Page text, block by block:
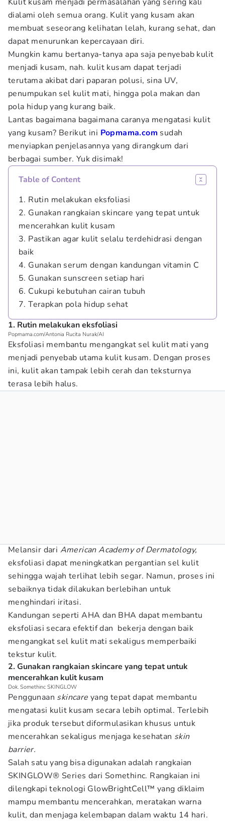
dialami oleh semua orang. Kulit yang kusam akan
membuat seseorang kelihatan lelah, kurang sehat, dan
dapat menurunkan kepercayaan diri.
Mungkin kamu bertanya-tanya apa saja penyebab kulit
menjadi kusam, nah. kulit kusam dapat terjadi
terutama akibat dari paparan polusi, sina UV,
penumpukan sel kulit mati, hingga pola makan dan
pola hidup yang kurang baik.
Lantas bagaimana bagaimana caranya mengatasi kulit
yang kusam? Berikut ini Popmama.com sudah
menyiapkan penjelasannya yang dirangkum dari
berbagai sumber. Yuk disimak!
Table of Content
1. Rutin melakukan eksfoliasi
2. Gunakan rangkaian skincare yang tepat untuk
mencerahkan kulit kusam
3. Pastikan agar kulit selalu terdehidrasi dengan
baik
4. Gunakan serum dengan kandungan vitamin C
5. Gunakan sunscreen setiap hari
6. Cukupi kebutuhan cairan tubuh
7. Terapkan pola hidup sehat
1. Rutin melakukan eksfoliasi
Popmama.com/Antonia Rucita Nurak/AI
Eksfoliasi membantu mengangkat sel kulit mati yang
menjadi penyebab utama kulit kusam. Dengan proses
ini, kulit akan tampak lebih cerah dan teksturnya
terasa lebih halus.
Melansir dari American Academy of Dermatology,
eksfoliasi dapat meningkatkan pergantian sel kulit
sehingga wajah terlihat lebih segar. Namun, proses ini
sebaiknya tidak dilakukan berlebihan untuk
menghindari iritasi.
Kandungan seperti AHA dan BHA dapat membantu
eksfoliasi secara efektif dan bekerja dengan baik
mengangkat sel kulit mati sekaligus memperbaiki
tekstur kulit.
2. Gunakan rangkaian skincare yang tepat untuk
mencerahkan kulit kusam
Dok. Somethinc SKINGLOW
Penggunaan skincare yang tepat dapat membantu
mengatasi kulit kusam secara lebih optimal. Terlebih
jika produk tersebut diformulasikan khusus untuk
mencerahkan sekaligus menjaga kesehatan skin
barrier.
Salah satu yang bisa digunakan adalah rangkaian
SKINGLOW® Series dari Somethinc. Rangkaian ini
dilengkapi teknologi GlowBrightCell™ yang diklaim
mampu membantu mencerahkan, meratakan warna
kulit, dan menjaga kelembapan dalam waktu 14 hari.